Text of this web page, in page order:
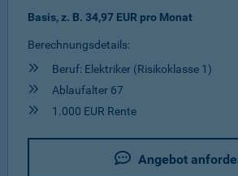
Basis, z. B. 34,97 EUR pro Monat
Berechnungsdetails:
Beruf: Elektriker (Risikoklasse 1)
Ablaufalter 67
1.000 EUR Rente
Angebot